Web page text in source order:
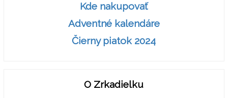
Kde nakupovať
Adventné kalendáre
Čierny piatok 2024
O Zrkadielku